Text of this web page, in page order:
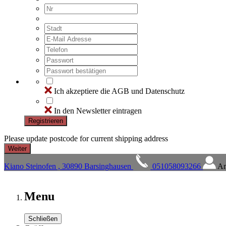
Ich akzeptiere die AGB und Datenschutz
In den Newsletter eintragen
Registrieren
Please update postcode for current shipping address
Kiano Steinofen , 30890 Barsinghausen 051058093266
Menu
Schließen